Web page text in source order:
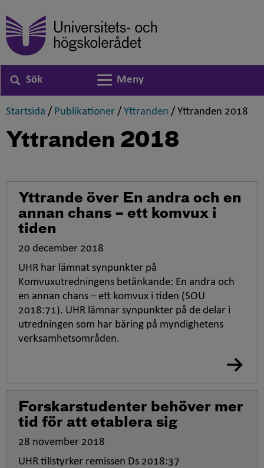
Sök
Växla navigering
Meny
Startsida ,
/ Publikationer ,
/ Yttranden ,
/ Yttranden 2018
Yttranden 2018
Yttrande över En andra och en
annan chans – ett komvux i
tiden
20 december 2018
UHR har lämnat synpunkter på
Komvuxutredningens betänkande: En andra och
en annan chans – ett komvux i tiden (SOU
2018:71). UHR lämnar synpunkter på de delar i
utredningen som har bäring på myndighetens
verksamhetsområden.
Forskarstudenter behöver mer
tid för att etablera sig
28 november 2018
UHR tillstyrker remissen Ds 2018:37